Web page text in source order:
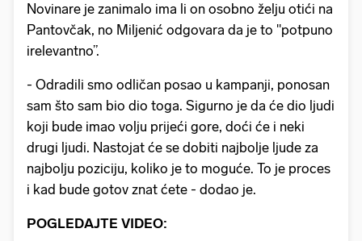
Novinare je zanimalo ima li on osobno želju otići na
Pantovčak, no Miljenić odgovara da je to "potpuno
irelevantno”.
- Odradili smo odličan posao u kampanji, ponosan
sam što sam bio dio toga. Sigurno je da će dio ljudi
koji bude imao volju prijeći gore, doći će i neki
drugi ljudi. Nastojat će se dobiti najbolje ljude za
najbolju poziciju, koliko je to moguće. To je proces
i kad bude gotov znat ćete - dodao je.
POGLEDAJTE VIDEO: